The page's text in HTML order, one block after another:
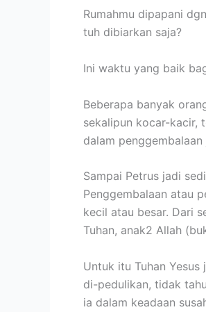
Rumahmu dipapani
tuh dibiarkan saja?
Ini waktu yang baik
Beberapa banyak
sekalipun kocar-kacir,
dalam
Sampai Petrus jadi
Penggembalaan atau
kecil atau besar. Dari
Tuhan, anak2 Allah
Untuk itu Tuhan
di-pedulikan, tidak
ia dalam keadaan